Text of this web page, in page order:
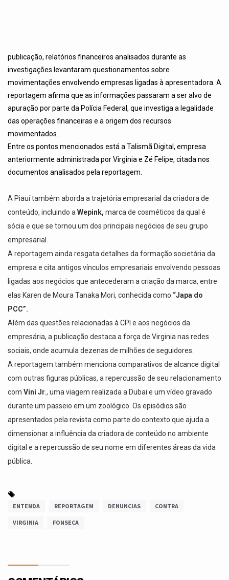
publicação, relatórios financeiros analisados durante as
investigações levantaram questionamentos sobre
movimentações envolvendo empresas ligadas à apresentadora. A
reportagem afirma que as informações passaram a ser alvo de
apuração por parte da Polícia Federal, que investiga a legalidade
das operações financeiras e a origem dos recursos
movimentados.
Entre os pontos mencionados está a Talismã Digital, empresa
anteriormente administrada por Virginia e Zé Felipe, citada nos
documentos analisados pela reportagem.
A Piauí também aborda a trajetória empresarial da criadora de
conteúdo, incluindo a Wepink, marca de cosméticos da qual é
sócia e que se tornou um dos principais negócios de seu grupo
empresarial.
A reportagem ainda resgata detalhes da formação societária da
empresa e cita antigos vínculos empresariais envolvendo pessoas
ligadas aos negócios que antecederam a criação da marca, entre
elas Karen de Moura Tanaka Mori, conhecida como “Japa do
PCC”.
Além das questões relacionadas à CPI e aos negócios da
empresária, a publicação destaca a força de Virginia nas redes
sociais, onde acumula dezenas de milhões de seguidores.
A reportagem também menciona comparativos de alcance digital
com outras figuras públicas, a repercussão de seu relacionamento
com Vini Jr ., uma viagem realizada a Dubai e um vídeo gravado
durante um passeio em um zoológico. Os episódios são
apresentados pela revista como parte do contexto que ajuda a
dimensionar a influência da criadora de conteúdo no ambiente
digital e a repercussão de seu nome em diferentes áreas da vida
pública.
ENTENDA REPORTAGEM DENUNCIAS CONTRA
VIRGINIA FONSECA